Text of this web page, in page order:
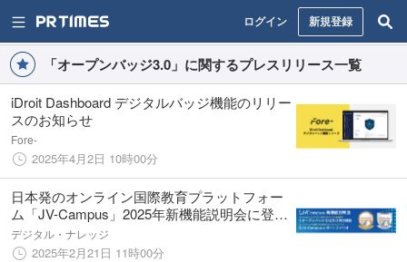
ログイン 新規登録
「オープンバッジ3.0」に関するプレスリリース一覧
iDroit Dashboard デジタルバッジ機能のリリー
スのお知らせ
Fore-
2025年4月2日 10時00分
日本発のオンライン国際教育プラットフォー
ム「JV-Campus」2025年新機能説明会に登壇
決定！
デジタル・ナレッジ
2025年2月21日 11時00分